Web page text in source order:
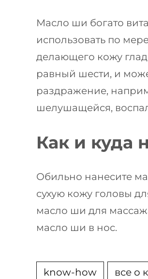
Масло ши богато
использовать по
делающего кожу
равный шести, и
раздражение,
шелушащейся,
Как и куда
Обильно нанесите
сухую кожу головы
масло ши для
масло ши в нос.
know-how все о